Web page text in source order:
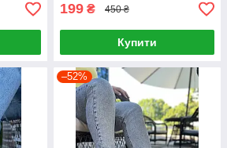
199 ₴ 450 ₴
Купити
–52%